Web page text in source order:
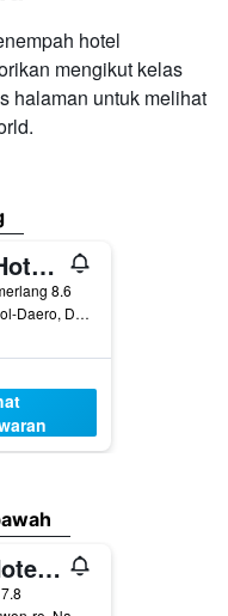
hotel
mengikut kelas
halaman untuk melihat
kelas 3
Crystal Hotel Daegu
3 8.6
1910, Dalgubeol-Daero, Daegu, Korea Selatan
kelas 2
Hound Hotel Daegu
2